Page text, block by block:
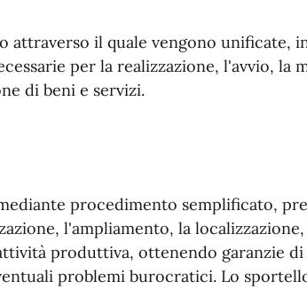
attraverso il quale vengono unificate,
per la realizzazione, l'avvio, la
di beni e servizi.
procedimento semplificato,
l'ampliamento, la localizzazione,
produttiva, ottenendo garanzie
problemi burocratici. Lo